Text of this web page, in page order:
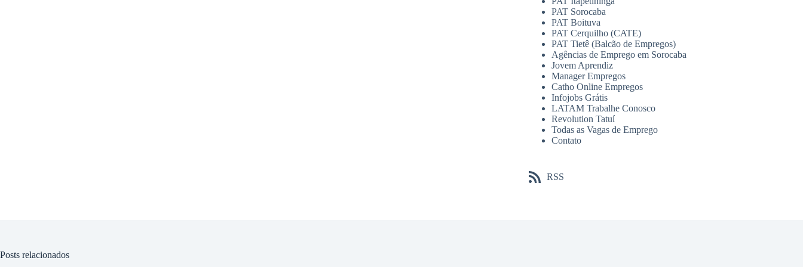
PAT Sorocaba
PAT Boituva
PAT Cerquilho (CATE)
PAT Tietê (Balcão de Empregos)
Agências de Emprego em Sorocaba
Jovem Aprendiz
Manager Empregos
Catho Online Empregos
Infojobs Grátis
LATAM Trabalhe Conosco
Revolution Tatuí
Todas as Vagas de Emprego
Contato
RSS
Posts relacionados